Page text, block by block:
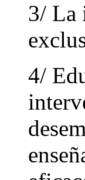
3/ La
4/